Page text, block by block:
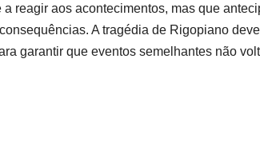
reagir aos acontecimentos, mas que
A tragédia de Rigopiano
garantir que eventos semelhantes não